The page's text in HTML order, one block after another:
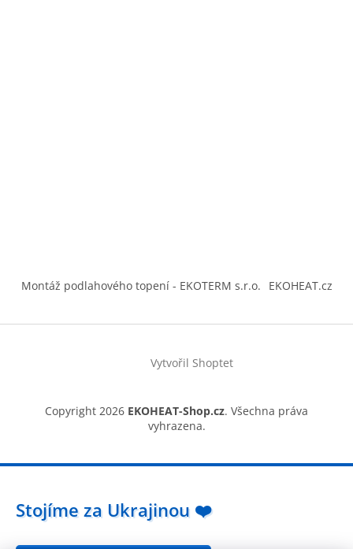
Montáž podlahového topení - EKOTERM s.r.o. EKOHEAT.cz
Vytvořil Shoptet
Copyright 2026 EKOHEAT-Shop.cz. Všechna práva
vyhrazena.
Stojíme za Ukrajinou ❤️